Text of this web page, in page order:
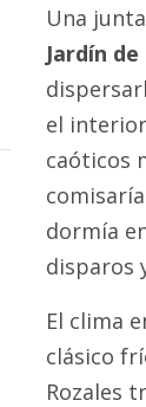
Una
Jardín
el
caóticos
dormía
disparos
El clima
clásico
Rozales